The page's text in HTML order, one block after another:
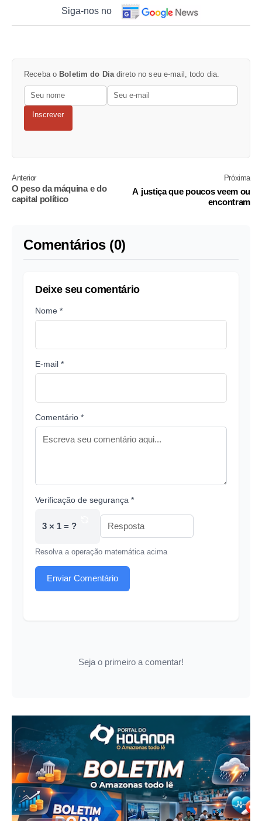
Siga-nos no
Receba o Boletim do Diadireto no seu e-mail, todo dia.
Inscrever
Anterior
O peso da máquina e do
capital político
Próxima
A justiça que poucos veem ou
encontram
Comentários (0)
Deixe seu comentário
Nome *
E-mail *
Comentário *
Verificação de segurança *
3 × 1 = ?
Resolva a operação matemática acima
Enviar Comentário
Seja o primeiro a comentar!